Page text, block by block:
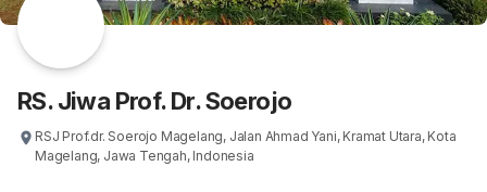
RS. Jiwa Prof. Dr. Soerojo
RSJ Prof.dr. Soerojo Magelang, Jalan Ahmad Yani, Kramat Utara, Kota
Magelang, Jawa Tengah, Indonesia